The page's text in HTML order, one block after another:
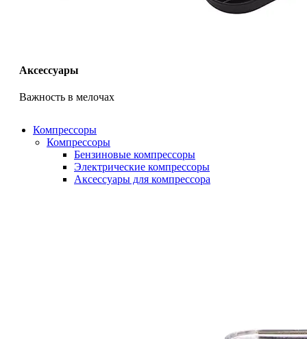
Аксессуары
Важность в мелочах
Компрессоры
Компрессоры
Бензиновые компрессоры
Электрические компрессоры
Аксессуары для компрессора